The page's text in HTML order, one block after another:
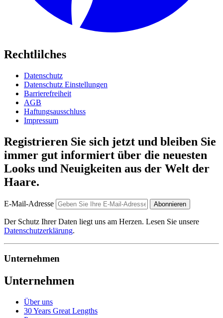
Rechtlilches
Datenschutz
Datenschutz Einstellungen
Barrierefreiheit
AGB
Haftungsausschluss
Impressum
Registrieren Sie sich jetzt und bleiben Sie
immer gut informiert über die neuesten
Looks und Neuigkeiten aus der Welt der
Haare.
E-Mail-Adresse Abonnieren
Der Schutz Ihrer Daten liegt uns am Herzen. Lesen Sie unsere
Datenschutzerklärung.
Unternehmen
Unternehmen
Über uns
30 Years Great Lengths